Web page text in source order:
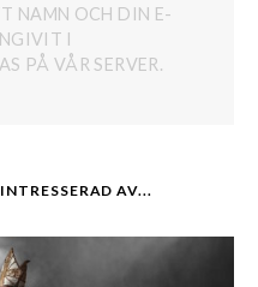
NAMN OCH DIN E-
I
PÅ VÅR SERVER.
AV...